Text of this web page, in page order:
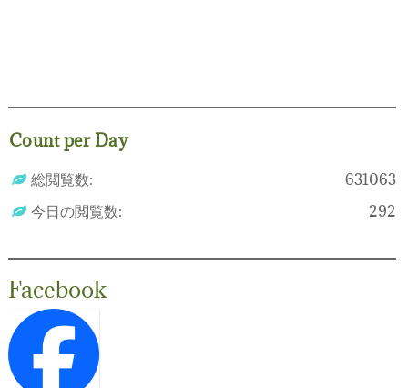
Count per Day
631063
総閲覧数:
292
今日の閲覧数:
Facebook